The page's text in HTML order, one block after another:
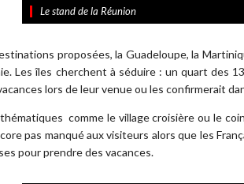
Le stand de la Réunion
proposées, la Guadeloupe, la
Les îles cherchent à séduire : un quart des
lors de leur venue ou les confirmerait
comme le village croisière ou le
pas manqué aux visiteurs alors que les
pour prendre des vacances.